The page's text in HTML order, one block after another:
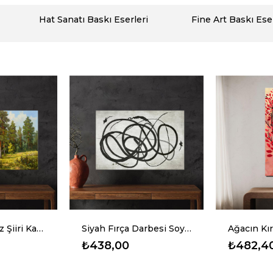
Hat Sanatı Baskı Eserleri Fine Art Baskı
Siyah Fırça Darbesi Soyut Kanvas Baskı Tablo Ağacın Kırmızı Yaprakları Kanvas Baskı Tablo
₺482,40
Tepeden